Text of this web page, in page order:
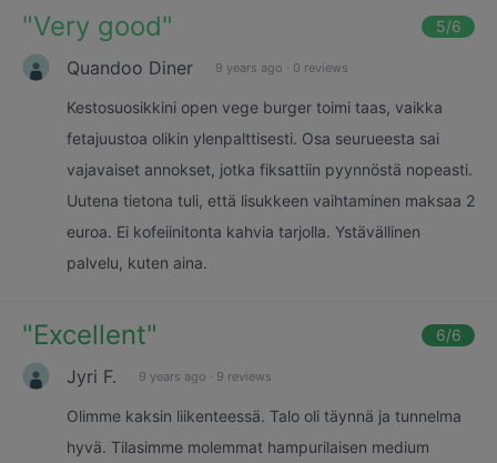
"Very good" 5/6
Quandoo Diner 9 years ago · 0 reviews
Kestosuosikkini open vege burger toimi taas, vaikka
fetajuustoa olikin ylenpalttisesti. Osa seurueesta sai
vajavaiset annokset, jotka fiksattiin pyynnöstä nopeasti.
Uutena tietona tuli, että lisukkeen vaihtaminen maksaa 2
euroa. Ei kofeiinitonta kahvia tarjolla. Ystävällinen
palvelu, kuten aina.
"Excellent" 6/6
Jyri F. 9 years ago · 9 reviews
Olimme kaksin liikenteessä. Talo oli täynnä ja tunnelma
hyvä. Tilasimme molemmat hampurilaisen medium